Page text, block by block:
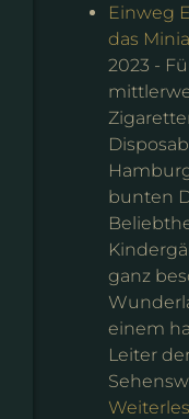
Einweg
das
2023 -
bunten
ganz
einem
Leiter